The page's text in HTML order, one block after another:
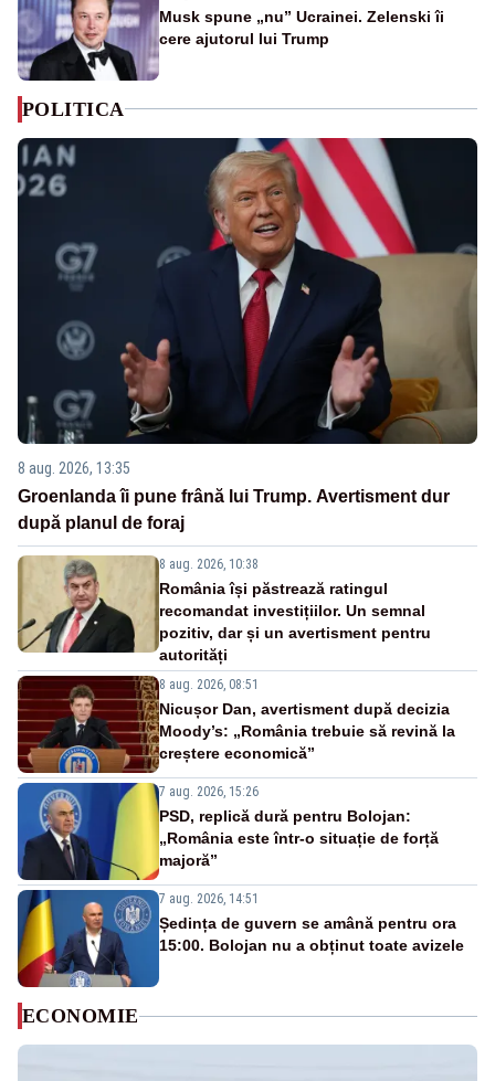
Musk spune „nu” Ucrainei. Zelenski îi
cere ajutorul lui Trump
POLITICA
8 aug. 2026, 13:35
Groenlanda îi pune frână lui Trump. Avertisment dur
după planul de foraj
8 aug. 2026, 10:38
România își păstrează ratingul
recomandat investițiilor. Un semnal
pozitiv, dar și un avertisment pentru
autorități
8 aug. 2026, 08:51
Nicușor Dan, avertisment după decizia
Moody’s: „România trebuie să revină la
creștere economică”
7 aug. 2026, 15:26
PSD, replică dură pentru Bolojan:
„România este într-o situație de forță
majoră”
7 aug. 2026, 14:51
Ședința de guvern se amână pentru ora
15:00. Bolojan nu a obținut toate avizele
ECONOMIE